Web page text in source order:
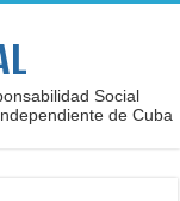
Social
de Cuba